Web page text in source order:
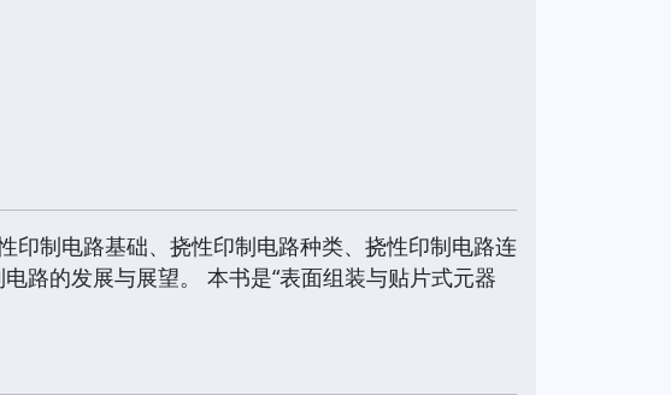
制电路基础、挠性印制电路种类、挠性印制电路连
路的发展与展望。 本书是“表面组装与贴片式元器